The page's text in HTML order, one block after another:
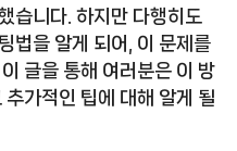
습니다. 하지만 다행히도
법을 알게 되어, 이 문제를
글을 통해 여러분은 이 방
가적인 팁에 대해 알게 될